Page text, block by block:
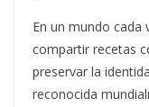
En un mundo cada
compartir recetas
preservar la
reconocida